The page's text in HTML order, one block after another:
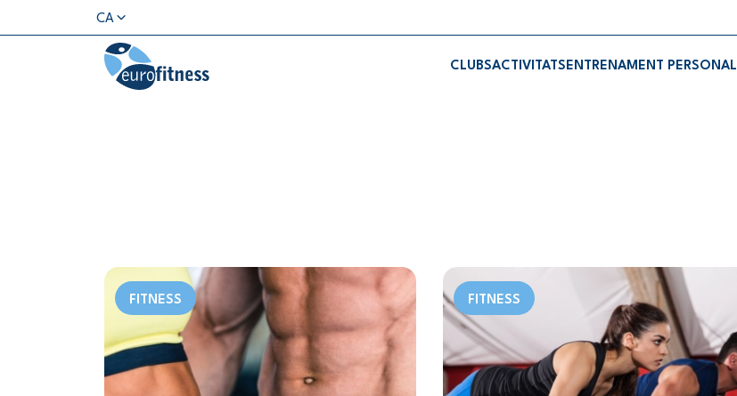
CA
CLUBSACTIVITATS ENTRENAMENT PERSONAL
FITNESS FITNESS